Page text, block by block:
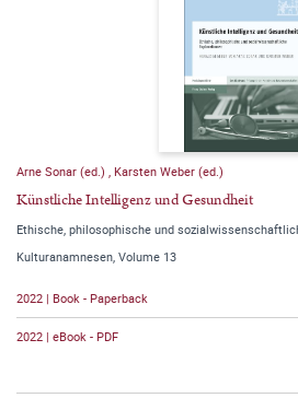
Arne Sonar (ed.) Karsten Weber (ed.)
Künstliche Intelligenz und Gesundheit
Ethische, philosophische und
Kulturanamnesen, Volume 13
2022 | Book - Paperback
2022 | eBook - PDF